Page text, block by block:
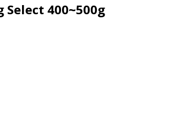
400~500g
số lượng